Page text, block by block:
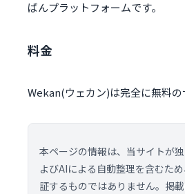
ばんプラットフォームです。
料金
Wekan(ウェカン)は完全に無料の
本ページの情報は、当サイトが
よびAIによる自動整理を含むた
証するものではありません。掲